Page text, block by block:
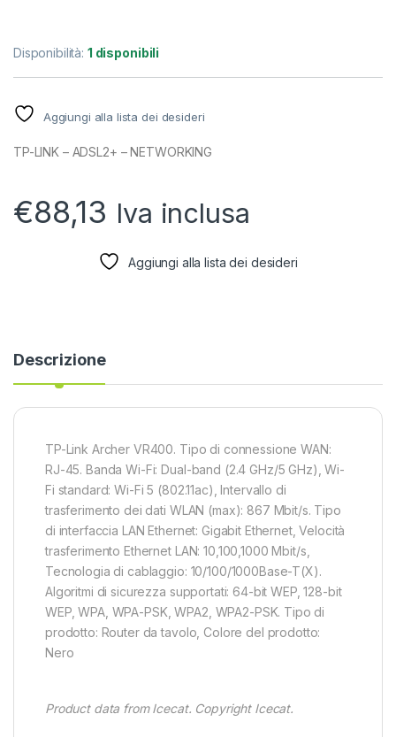
Disponibilità: 1 disponibili
Aggiungi alla lista dei desideri
TP-LINK – ADSL2+ – NETWORKING
€88,13 Iva inclusa
Aggiungi alla lista dei desideri
Descrizione
TP-Link Archer VR400. Tipo di connessione WAN:
RJ-45. Banda Wi-Fi: Dual-band (2.4 GHz/5 GHz), Wi-
Fi standard: Wi-Fi 5 (802.11ac), Intervallo di
trasferimento dei dati WLAN (max): 867 Mbit/s. Tipo
di interfaccia LAN Ethernet: Gigabit Ethernet, Velocità
trasferimento Ethernet LAN: 10,100,1000 Mbit/s,
Tecnologia di cablaggio: 10/100/1000Base-T(X).
Algoritmi di sicurezza supportati: 64-bit WEP, 128-bit
WEP, WPA, WPA-PSK, WPA2, WPA2-PSK. Tipo di
prodotto: Router da tavolo, Colore del prodotto:
Nero
Product data from Icecat. Copyright Icecat.